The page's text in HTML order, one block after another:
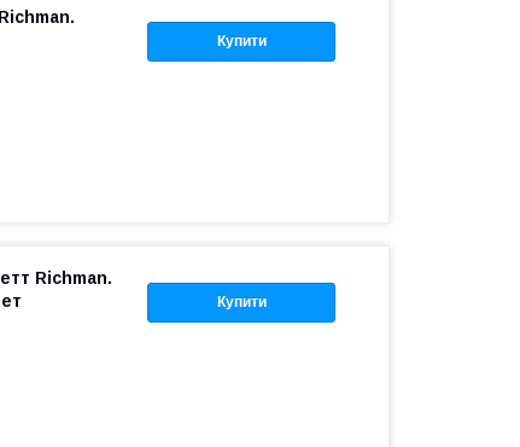
Купити
Купити
Richman.